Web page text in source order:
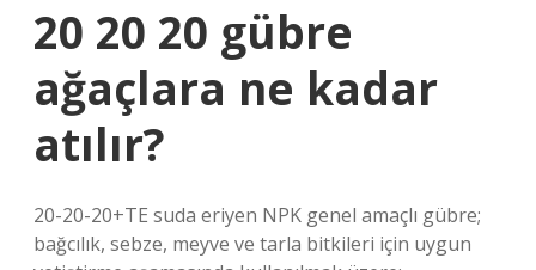
20 20 20 gübre
ağaçlara ne kadar
atılır?
20-20-20+TE suda eriyen NPK genel amaçlı gübre;
bağcılık, sebze, meyve ve tarla bitkileri için uygun